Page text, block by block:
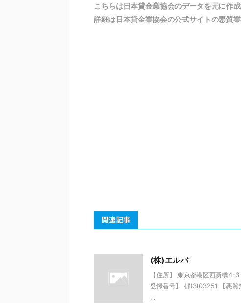
こちらは日本貸金業協会のデータを元に作成
詳細は日本貸金業協会の公式サイトの悪質
関連記事
(株)エルバ
【住所】 東京都港区西新橋
登録番号】 都(3)03251 【悪質
...